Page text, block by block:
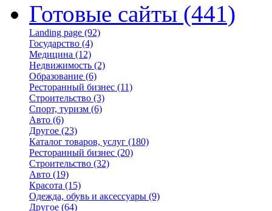
Готовые сайты (441)
Landing page (92)
Государство (4)
Медицина (12)
Недвижимость (2)
Образование (6)
Ресторанный бизнес (11)
Строительство (3)
Спорт, туризм (6)
Авто (6)
Другое (23)
Каталог товаров, услуг (180)
Ресторанный бизнес (20)
Строительство (32)
Авто (19)
Красота (15)
Одежда, обувь и аксессуары (9)
Другое (64)